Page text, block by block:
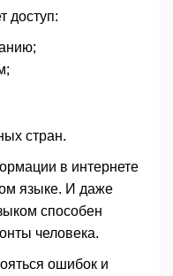
доступ:
стран.
в интернете
языке. И даже
способен
человека.
ошибок и